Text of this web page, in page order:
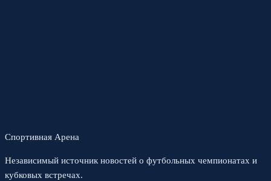
Спортивная Арена
Независимый источник новостей о футбольных чемпионатах и
кубковых встречах.